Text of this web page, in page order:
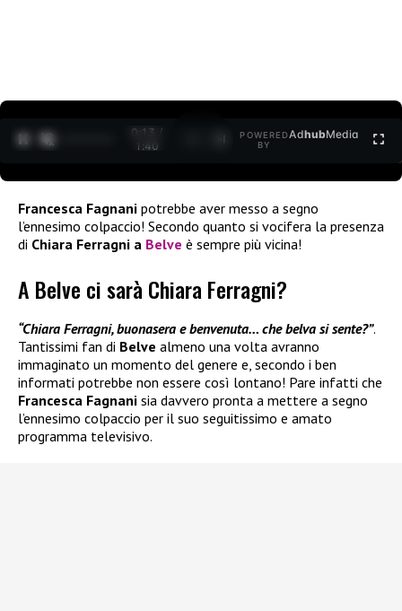
0:14 /
1:40
POWERED
BY
AdhubMedia
Francesca Fagnani potrebbe aver messo a segno
l’ennesimo colpaccio! Secondo quanto si vocifera la presenza
di Chiara Ferragni a Belve è sempre più vicina!
A Belve ci sarà Chiara Ferragni?
“Chiara Ferragni, buonasera e benvenuta… che belva si sente?”.
Tantissimi fan di Belve almeno una volta avranno
immaginato un momento del genere e, secondo i ben
informati potrebbe non essere così lontano! Pare infatti che
Francesca Fagnani sia davvero pronta a mettere a segno
l’ennesimo colpaccio per il suo seguitissimo e amato
programma televisivo.